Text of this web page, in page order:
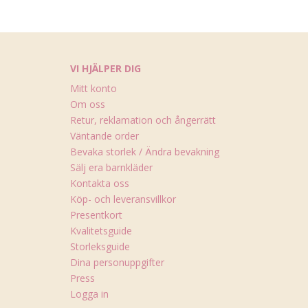
VI HJÄLPER DIG
Mitt konto
Om oss
Retur, reklamation och ångerrätt
Väntande order
Bevaka storlek / Ändra bevakning
Sälj era barnkläder
Kontakta oss
Köp- och leveransvillkor
Presentkort
Kvalitetsguide
Storleksguide
Dina personuppgifter
Press
Logga in